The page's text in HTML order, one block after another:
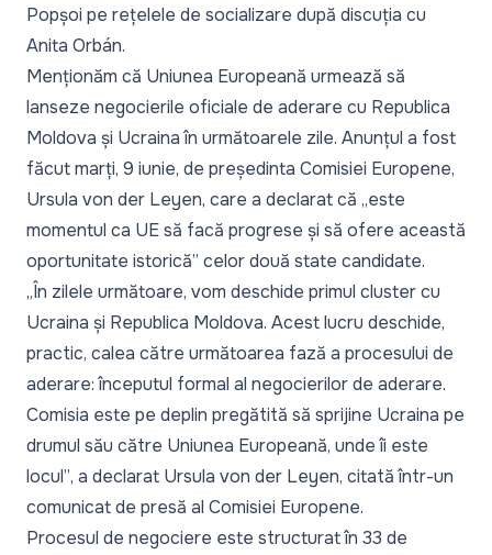
Popșoi pe rețelele de socializare după discuția cu
Anita Orbán.
Menționăm că Uniunea Europeană urmează să
lanseze negocierile oficiale de aderare cu Republica
Moldova și Ucraina în următoarele zile. Anunțul a fost
făcut marți, 9 iunie, de președinta Comisiei Europene,
Ursula von der Leyen, care a declarat că „este
momentul ca UE să facă progrese și să ofere această
oportunitate istorică” celor două state candidate.
„În zilele următoare, vom deschide primul cluster cu
Ucraina și Republica Moldova. Acest lucru deschide,
practic, calea către următoarea fază a procesului de
aderare: începutul formal al negocierilor de aderare.
Comisia este pe deplin pregătită să sprijine Ucraina pe
drumul său către Uniunea Europeană, unde îi este
locul”, a declarat Ursula von der Leyen, citată într-un
comunicat de presă al Comisiei Europene.
Procesul de negociere este structurat în 33 de